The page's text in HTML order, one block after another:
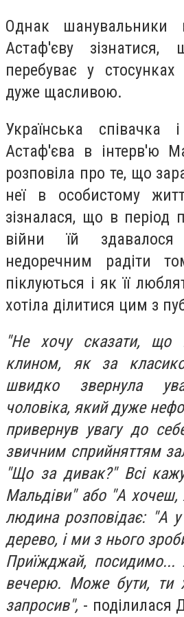
Однак
Астаф'єву
перебуває у стосунках
дуже щасливою.
Українська
Астаф'єва в інтерв'ю
розповіла про те, що
неї в особистому
зізналася, що в період
війни їй
недоречним радіти
піклуються і як її
хотіла ділитися цим з
"Не хочу сказати, що
клином, як за
швидко звернула
чоловіка, який дуже
привернув увагу до
звичним сприйняттям
"Що за дивак?" Всі
Мальдіви" або "А хочеш,
людина розповідає: "А
дерево, і ми з нього
Приїжджай,
вечерю. Може бути, ти
запросив", - поділилася